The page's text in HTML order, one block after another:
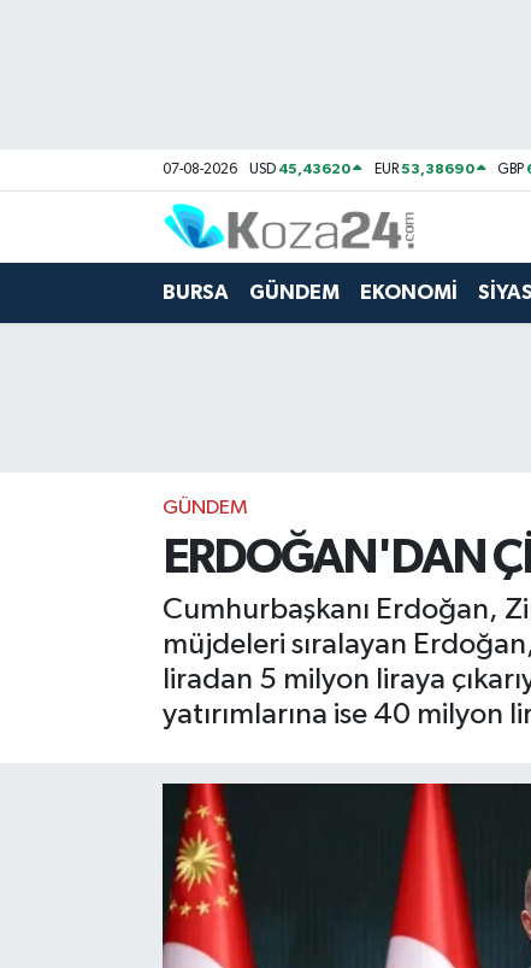
07-08-2026 USD 45,43620 EUR53,38690 GBP
BURSA GÜNDEM EKONOMİ
GÜNDEM
ERDOĞAN'DAN
Cumhurbaşkanı Erdoğan,
müjdeleri sıralayan
liradan 5 milyon liraya
yatırımlarına ise 40 milyon
Bursa Namaz Vakitleri
Bursa Trafik Yoğunluk Haritası